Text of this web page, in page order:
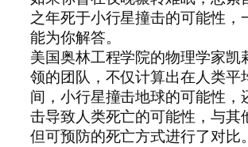
之年死于小行星撞击的可能性，
能为你解答。
美国奥林工程学院的物理学家凯
领的团队，不仅计算出在人类平
间，小行星撞击地球的可能性，
击导致人类死亡的可能性，与其
但可预防的死亡方式进行了对比。